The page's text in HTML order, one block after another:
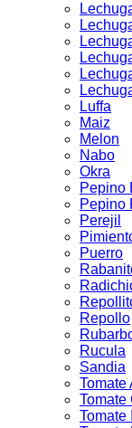
Luffa
Maiz
Melon
Nabo
Okra
Pepino
Pepino
Perejil
Puerro
Repollo
Rucula
Sandia
Tomate
Tomate
Tomate